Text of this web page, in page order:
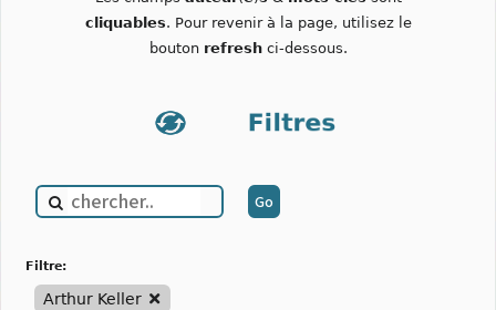
cliquables. Pour revenir à la page, utilisez le
bouton refreshci-dessous.
filtre:
Arthur Keller